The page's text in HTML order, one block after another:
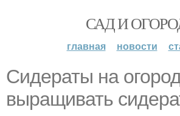
САД И
главная новости
Сидераты на
выращивать